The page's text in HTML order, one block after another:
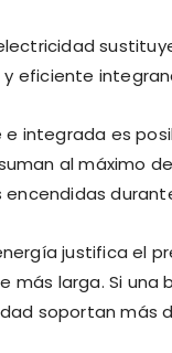
eficiente
integrada es
al máximo
justifica el
más larga. Si
soportan más